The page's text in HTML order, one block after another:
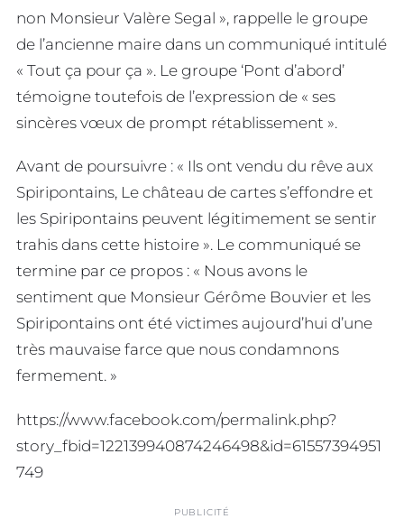
non Monsieur Valère Segal », rappelle le groupe
de l’ancienne maire dans un communiqué intitulé
« Tout ça pour ça ». Le groupe ‘Pont d’abord’
témoigne toutefois de l’expression de « ses
sincères vœux de prompt rétablissement ».
Avant de poursuivre : « Ils ont vendu du rêve aux
Spiripontains, Le château de cartes s’effondre et
les Spiripontains peuvent légitimement se sentir
trahis dans cette histoire ». Le communiqué se
termine par ce propos : « Nous avons le
sentiment que Monsieur Gérôme Bouvier et les
Spiripontains ont été victimes aujourd’hui d’une
très mauvaise farce que nous condamnons
fermement. »
https://www.facebook.com/permalink.php?
story_fbid=122139940874246498&id=61557394951
749
PUBLICITÉ